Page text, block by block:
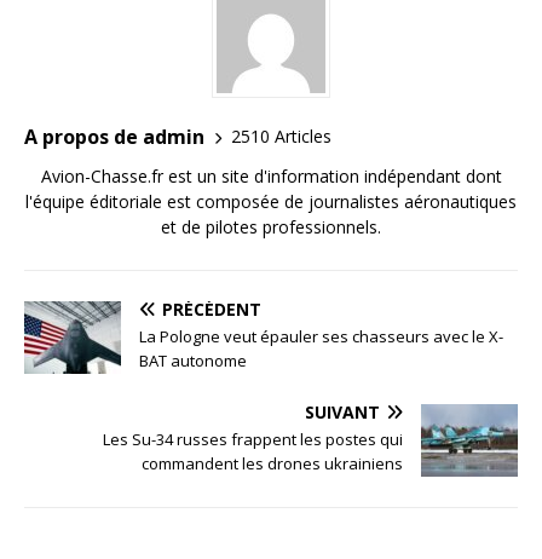
A propos de admin
2510 Articles
Avion-Chasse.fr est un site d'information indépendant dont
l'équipe éditoriale est composée de journalistes aéronautiques
et de pilotes professionnels.
PRÉCÉDENT
La Pologne veut épauler ses chasseurs avec le X-
BAT autonome
SUIVANT
Les Su-34 russes frappent les postes qui
commandent les drones ukrainiens